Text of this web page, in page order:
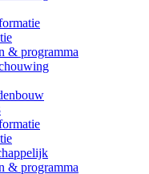
& programma
& programma